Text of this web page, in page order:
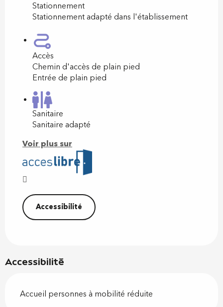
Stationnement
Stationnement adapté dans l'établissement
Accès
Chemin d'accès de plain pied
Entrée de plain pied
Sanitaire
Sanitaire adapté
Voir plus sur
Accessibilité
Accessibilité
Accueil personnes à mobilité réduite